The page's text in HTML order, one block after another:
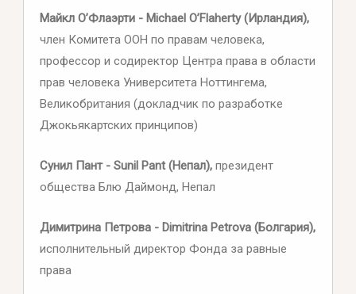
Майкл О’Флаэрти - Michael O’Flaherty (Ирландия),
член Комитета ООН по правам человека,
профессор и содиректор Центра права в области
прав человека Университета Ноттингема,
Великобритания (докладчик по разработке
Джокьякартских принципов)
Сунил Пант - Sunil Pant (Непал),президент
общества Блю Даймонд, Непал
Димитрина Петрова - Dimitrina Petrova (Болгария),
исполнительный директор Фонда за равные
права